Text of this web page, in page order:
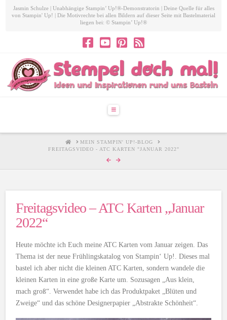
Jasmin Schulze | Unabhängige Stampin’ Up!®-Demonstratorin | Deine Quelle für alles
von Stampin' Up! | Die Motivrechte bei allen Bildern auf dieser Seite mit Bastelmaterial
liegen bei: © Stampin’ Up!®
Navigation
HOMEMEIN STAMPIN' UP!-BLOG
FREITAGSVIDEO - ATC KARTEN "JANUAR 2022"
Freitagsvideo – ATC Karten „Januar
2022“
Heute möchte ich Euch meine ATC Karten vom Januar zeigen. Das
Thema ist der neue Frühlingskatalog von Stampin‘ Up!. Dieses mal
bastel ich aber nicht die kleinen ATC Karten, sondern wandele die
kleinen Karten in eine große Karte um. Sozusagen „Aus klein,
mach groß“. Verwendet habe ich das Produktpaket „Blüten und
Zweige“ und das schöne Designerpapier „Abstrakte Schönheit“.